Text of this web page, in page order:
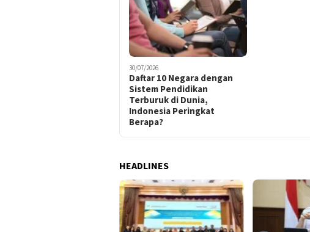
30/07/2026
Daftar 10 Negara dengan
Sistem Pendidikan
Terburuk di Dunia,
Indonesia Peringkat
Berapa?
HEADLINES